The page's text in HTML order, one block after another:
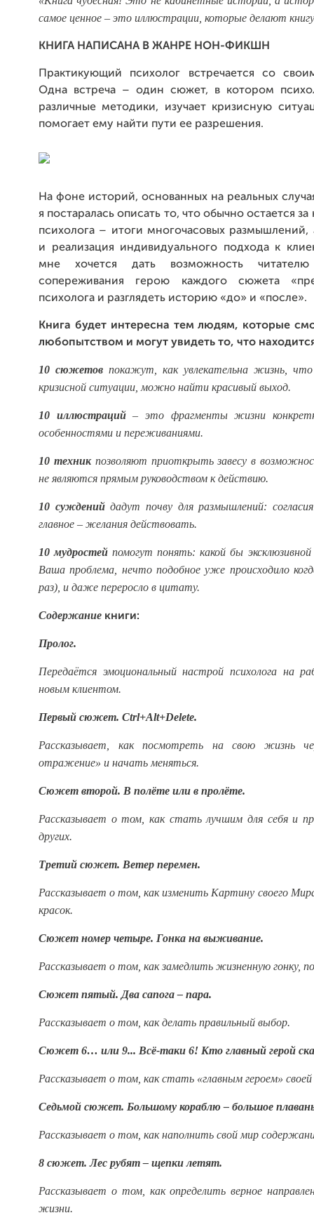
самое ценное – это иллюстрации, которые делают
КНИГА НАПИСАНА В ЖАНРЕ НОН-ФИКШН
Практикующий психолог встречается со
Одна встреча – один сюжет, в котором
различные методики, изучает кризисную
помогает ему найти пути ее разрешения.
На фоне историй, основанных на реальных
я постаралась описать то, что обычно остается
психолога – итоги многочасовых размышлений,
и реализация индивидуального подхода к
мне хочется дать возможность
сопереживания герою каждого сюжета
психолога и разглядеть историю «до» и «после».
Книга будет интересна тем людям, которые
любопытством и могут увидеть то, что
10 сюжетов покажут, как увлекательна жизнь,
кризисной ситуации, можно найти красивый выход.
10 иллюстраций– это фрагменты жизни
особенностями и переживаниями.
10 техникпозволяют приоткрыть завесу в
не являются прямым руководством к действию.
10 сужденийдадут почву для размышлений:
главное – желания действовать.
10 мудростейпомогут понять: какой бы
Ваша проблема, нечто подобное уже происходило
раз), и даже переросло в цитату.
Содержание книги:
Пролог.
Передаётся эмоциональный настрой психолога на
новым клиентом.
Первый сюжет. Ctrl+Alt+Delete.
Рассказывает, как посмотреть на свою жизнь
отражение» и начать меняться.
Сюжет второй. В полёте или в пролёте.
Рассказывает о том, как стать лучшим для себя и
других.
Третий сюжет. Ветер перемен.
Рассказывает о том, как изменить Картину своего
красок.
Сюжет номер четыре. Гонка на выживание.
Рассказывает о том, как замедлить жизненную гонку,
Сюжет пятый. Два сапога – пара.
Рассказывает о том, как делать правильный выбор.
Сюжет 6… или 9... Всё-таки 6! Кто главный герой
Рассказывает о том, как стать «главным героем»
Седьмой сюжет. Большому кораблю – большое
Рассказывает о том, как наполнить свой мир
8 сюжет. Лес рубят – щепки летят.
Рассказывает о том, как определить верное
жизни.